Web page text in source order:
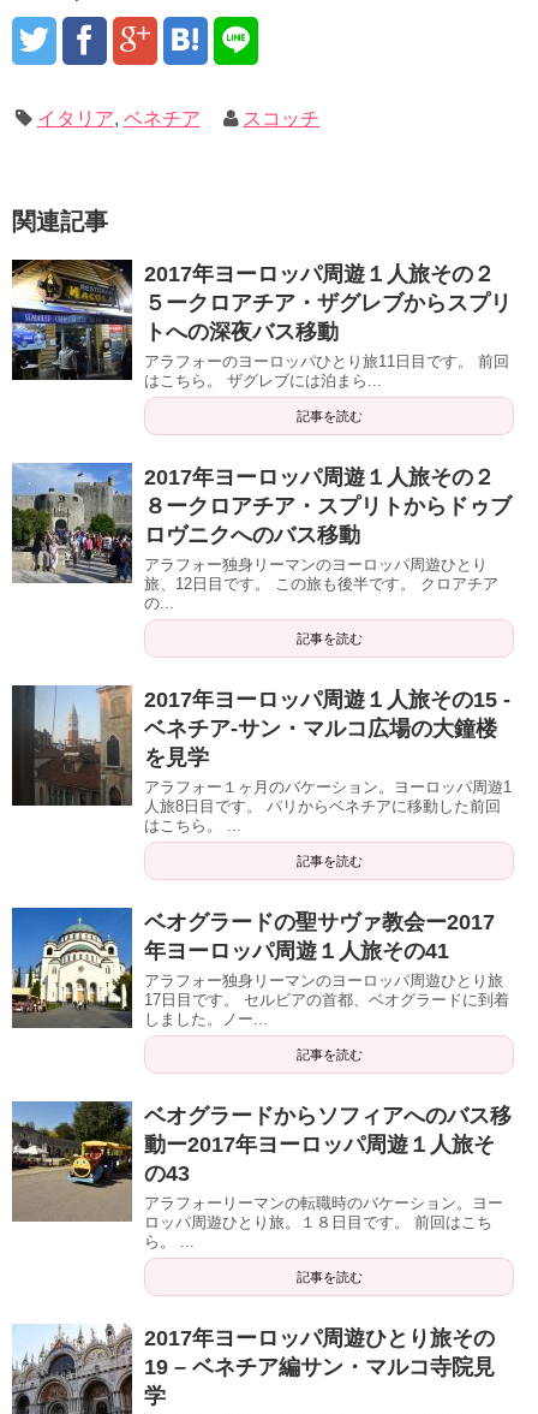
イタリア, ベネチア スコッチ
関連記事
2017年ヨーロッパ周遊１人旅その２
５ークロアチア・ザグレブからスプリ
トへの深夜バス移動
アラフォーのヨーロッパひとり旅11日目です。 前回
はこちら。 ザグレブには泊まら...
記事を読む
2017年ヨーロッパ周遊１人旅その２
８ークロアチア・スプリトからドゥブ
ロヴニクへのバス移動
アラフォー独身リーマンのヨーロッパ周遊ひとり
旅、12日目です。 この旅も後半です。 クロアチア
の...
記事を読む
2017年ヨーロッパ周遊１人旅その15 -
ベネチア-サン・マルコ広場の大鐘楼
を見学
アラフォー１ヶ月のバケーション。ヨーロッパ周遊1
人旅8日目です。 パリからベネチアに移動した前回
はこちら。 ...
記事を読む
ベオグラードの聖サヴァ教会ー2017
年ヨーロッパ周遊１人旅その41
アラフォー独身リーマンのヨーロッパ周遊ひとり旅
17日目です。 セルビアの首都、ベオグラードに到着
しました。ノー...
記事を読む
ベオグラードからソフィアへのバス移
動ー2017年ヨーロッパ周遊１人旅そ
の43
アラフォーリーマンの転職時のバケーション。ヨー
ロッパ周遊ひとり旅。１８日目です。 前回はこち
ら。 ...
記事を読む
2017年ヨーロッパ周遊ひとり旅その
19 – ベネチア編サン・マルコ寺院見
学